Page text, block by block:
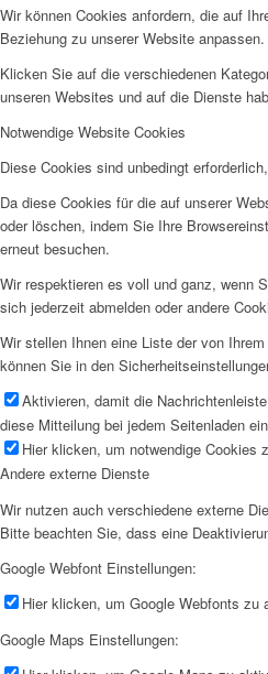
Wir können Cookies anfordern, die auf
Beziehung zu unserer Website anpassen.
Klicken Sie auf die verschiedenen
unseren Websites und auf die Dienste
Notwendige Website Cookies
Diese Cookies sind unbedingt
Da diese Cookies für die auf unserer
oder löschen, indem Sie Ihre
erneut besuchen.
Wir respektieren es voll und ganz, wenn
sich jederzeit abmelden oder andere
Wir stellen Ihnen eine Liste der von
können Sie in den
Aktivieren, damit die
diese Mitteilung bei jedem Seitenladen
Hier klicken, um notwendige Cookies
Andere externe Dienste
Wir nutzen auch verschiedene externe
Bitte beachten Sie, dass eine
Google Webfont Einstellungen:
Hier klicken, um Google Webfonts zu
Google Maps Einstellungen: